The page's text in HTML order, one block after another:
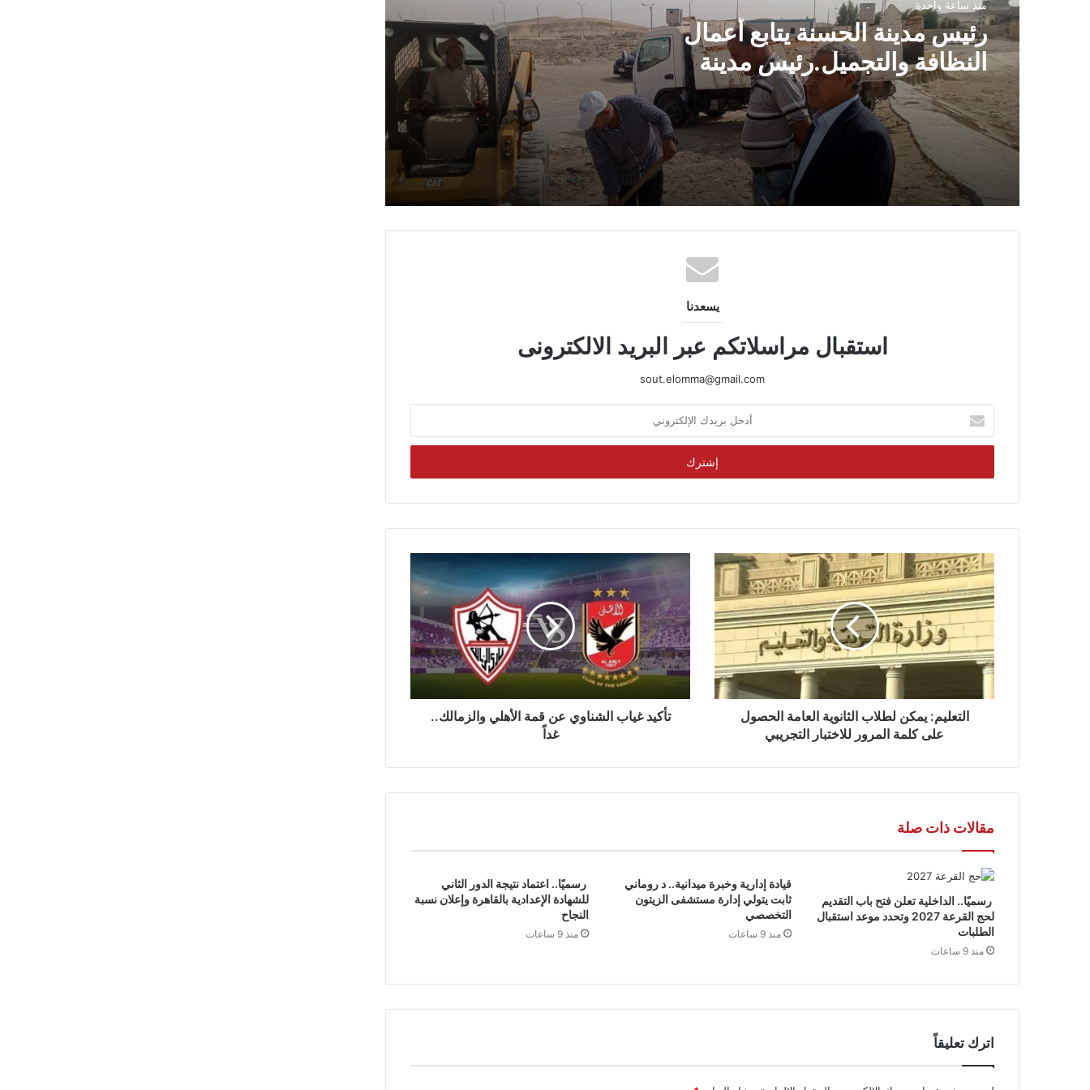
منذ ساعة واحدة
رئيس مدينة الحسنة يتابع أعمال
النظافة والتجميل.رئيس مدينة
الحسنة يتابع رفع المخلفات ويشدد
على تحسين المظهر الحضاري.
حملات مكثفة لرفع المخلفات
وتحسين الشوارع
اللواء سمير فرج يشيد بمستشفى بهية: صرح
طبي عالمي يقدم علاج سرطان الثدي مجانًا
وخدمات تضاهي أوروبا
المستشفى الإماراتي العائم بالعريش
يستقبل 9 حالات جديدة من غزة ويرفع
الشهم 3»
وزارة العدل تُواصل التوسع الرقمي في
مكاتب الشهر العقاري..
يسعدنا
استقبال مراسلاتكم عبر البريد الالكترونى
sout.elomma@gmail.com
بريدك
الإلكتروني
التعليم: يمكن لطلاب الثانوية العامة الحصول
على كلمة المرور للاختبار التجريبي
تأكيد غياب الشناوي عن قمة الأهلي والزمالك..
غداً
مقالات ذات صلة
رسميًا.. الداخلية تعلن فتح باب التقديم
لحج القرعة 2027 وتحدد موعد استقبال
الطلبات
منذ 9 ساعات
قيادة إدارية وخبرة ميدانية.. د روماني
ثابت يتولي إدارة مستشفى الزيتون
التخصصي
منذ 9 ساعات
رسميًا.. اعتماد نتيجة الدور الثاني
للشهادة الإعدادية بالقاهرة وإعلان نسبة
النجاح
منذ 9 ساعات
اترك تعليقاً